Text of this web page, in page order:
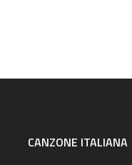
CANZONE ITALIANA